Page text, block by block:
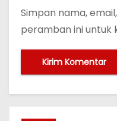
Simpan nama,
peramban ini untuk